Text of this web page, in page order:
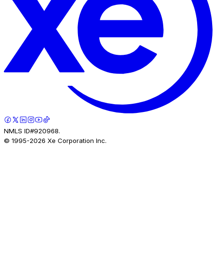
NMLS ID#920968.
© 1995-2026 Xe Corporation Inc.